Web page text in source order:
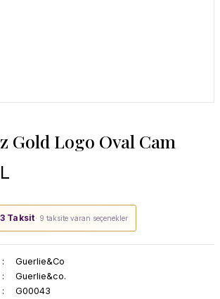
Gold Logo Oval Cam
Taksit· 9 taksite varan seçenekler
Guerlie&Co
Guerlie&co.
G00043